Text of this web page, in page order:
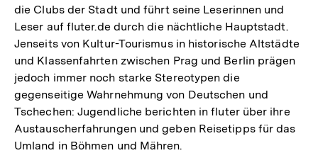
die Clubs der Stadt und führt seine Leserinnen und
Leser auf fluter.de durch die nächtliche Hauptstadt.
Jenseits von Kultur-Tourismus in historische Altstädte
und Klassenfahrten zwischen Prag und Berlin prägen
jedoch immer noch starke Stereotypen die
gegenseitige Wahrnehmung von Deutschen und
Tschechen: Jugendliche berichten in fluter über ihre
Austauscherfahrungen und geben Reisetipps für das
Umland in Böhmen und Mähren.